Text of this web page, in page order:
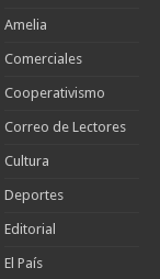
Amelia
Comerciales
Cooperativismo
Correo de Lectores
Cultura
Deportes
Editorial
El País